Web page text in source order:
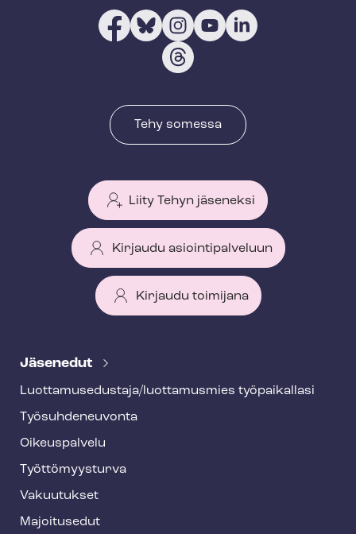
Tehy somessa
Liity Tehyn jäseneksi
Kirjaudu asiointipalveluun
Kirjaudu toimijana
e
f
o
o
t
e
Jäsenedut
Luot­ta­muse­dus­ta­ja/luottamusmies työpaikallasi
Työ­suh­de­neu­von­ta
Oikeuspalvelu
Työt­tö­myys­tur­va
Vakuutukset
Majoitusedut